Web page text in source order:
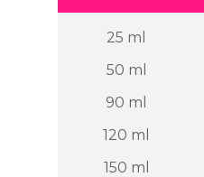
25 ml
50 ml
90 ml
120 ml
150 ml